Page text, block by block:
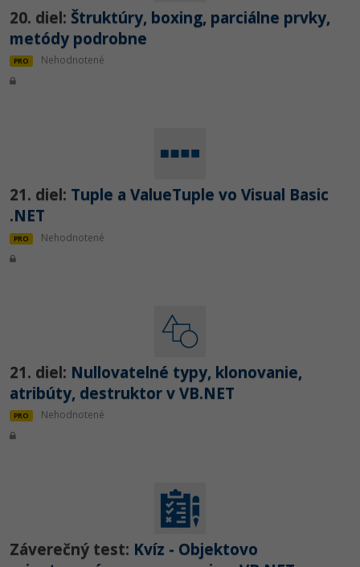
20. diel: Štruktúry, boxing, parciálne prvky,
metódy podrobne
PRO Nehodnotené
21. diel: Tuple a ValueTuple vo Visual Basic
.NET
PRO Nehodnotené
21. diel: Nullovatelné typy, klonovanie,
atribúty, destruktor v VB.NET
PRO Nehodnotené
Záverečný test: Kvíz - Objektovo